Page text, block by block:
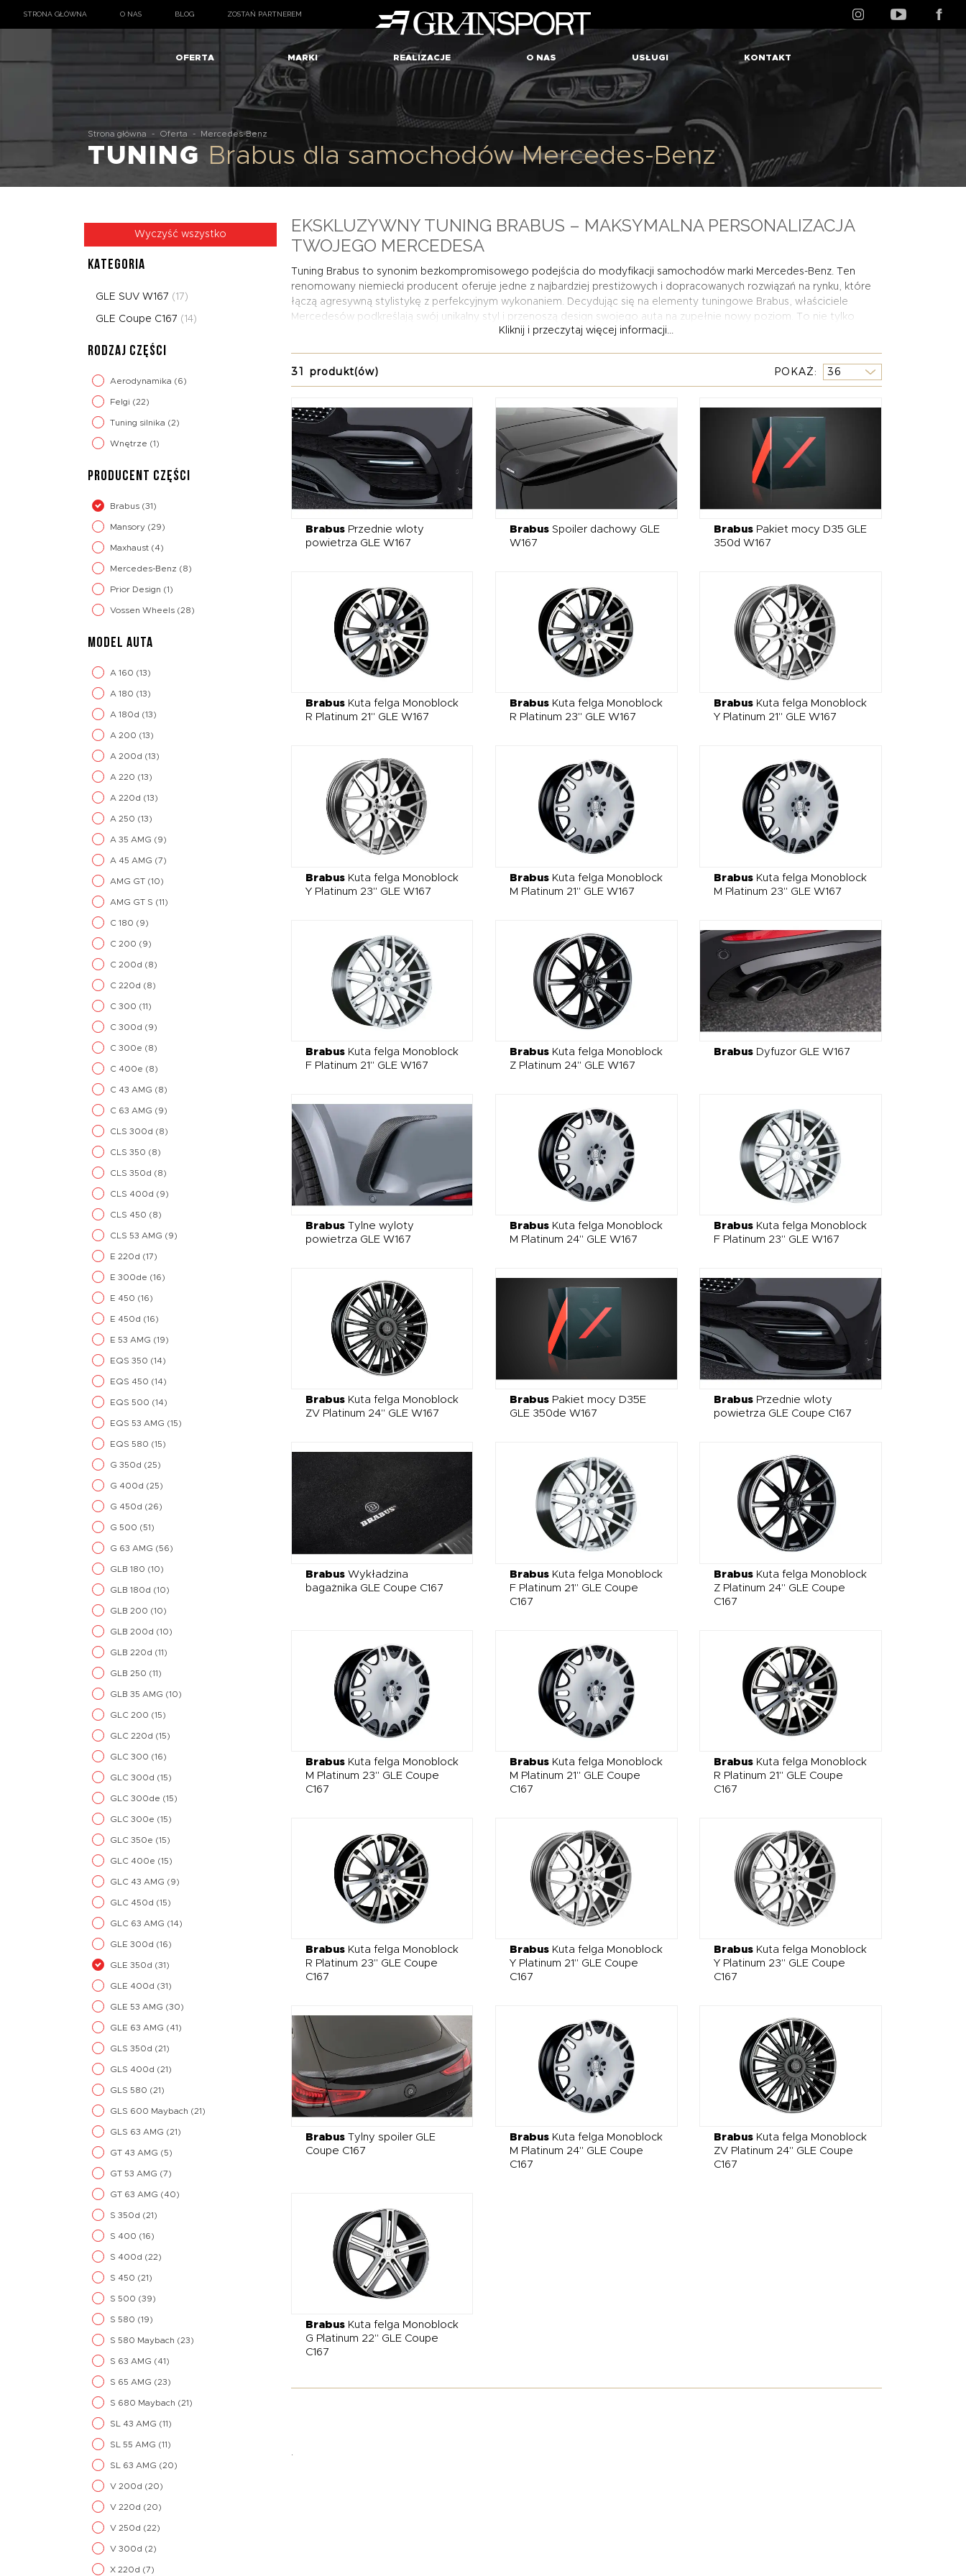
STRONA GŁÓWNA O NAS BLOG ZOSTAŃ PARTNEREM
OFERTA MARKI REALIZACJE O NAS USŁUGI KONTAKT
Strona główna - Oferta - Mercedes-Benz
TUNING Brabus dla samochodów Mercedes-Benz
Wyczyść wszystko
KATEGORIA
GLE SUV W167 (17)
GLE Coupe C167 (14)
RODZAJ CZĘŚCI
Aerodynamika (6)
Felgi (22)
Tuning silnika (2)
Wnętrze (1)
PRODUCENT CZĘŚCI
Brabus (31)
Mansory (29)
Maxhaust (4)
Mercedes-Benz (8)
Prior Design (1)
Vossen Wheels (28)
MODEL AUTA
A 160 (13)
A 180 (13)
A 180d (13)
A 200 (13)
A 200d (13)
A 220 (13)
A 220d (13)
A 250 (13)
A 35 AMG (9)
A 45 AMG (7)
AMG GT (10)
AMG GT S (11)
C 180 (9)
C 200 (9)
C 200d (8)
C 220d (8)
C 300 (11)
C 300d (9)
C 300e (8)
C 400e (8)
C 43 AMG (8)
C 63 AMG (9)
CLS 300d (8)
CLS 350 (8)
CLS 350d (8)
CLS 400d (9)
CLS 450 (8)
CLS 53 AMG (9)
E 220d (17)
E 300de (16)
E 450 (16)
E 450d (16)
E 53 AMG (19)
EQS 350 (14)
EQS 450 (14)
EQS 500 (14)
EQS 53 AMG (15)
EQS 580 (15)
G 350d (25)
G 400d (25)
G 450d (26)
G 500 (51)
G 63 AMG (56)
GLB 180 (10)
GLB 180d (10)
GLB 200 (10)
GLB 200d (10)
GLB 220d (11)
GLB 250 (11)
GLB 35 AMG (10)
GLC 200 (15)
GLC 220d (15)
GLC 300 (16)
GLC 300d (15)
GLC 300de (15)
GLC 300e (15)
GLC 350e (15)
GLC 400e (15)
GLC 43 AMG (9)
GLC 450d (15)
GLC 63 AMG (14)
GLE 300d (16)
GLE 350d (31)
GLE 400d (31)
GLE 53 AMG (30)
GLE 63 AMG (41)
GLS 350d (21)
GLS 400d (21)
GLS 580 (21)
GLS 600 Maybach (21)
GLS 63 AMG (21)
GT 43 AMG (5)
GT 53 AMG (7)
GT 63 AMG (40)
S 350d (21)
S 400 (16)
S 400d (22)
S 450 (21)
S 500 (39)
S 580 (19)
S 580 Maybach (23)
S 63 AMG (41)
S 65 AMG (23)
S 680 Maybach (21)
SL 43 AMG (11)
SL 55 AMG (11)
SL 63 AMG (20)
V 200d (20)
V 220d (20)
V 250d (22)
V 300d (2)
X 220d (7)
EKSKLUZYWNY TUNING BRABUS – MAKSYMALNA PERSONALIZACJA
TWOJEGO MERCEDESA
Tuning Brabus to synonim bezkompromisowego podejścia do modyfikacji samochodów marki Mercedes-Benz. Ten
renomowany niemiecki producent oferuje jedne z najbardziej prestiżowych i dopracowanych rozwiązań na rynku, które
łączą agresywną stylistykę z perfekcyjnym wykonaniem. Decydując się na elementy tuningowe Brabus, właściciele
Mercedesów podkreślają swój unikalny styl i przenoszą design swojego auta na zupełnie nowy poziom. To nie tylko
spojlery, dyfuzory, progi czy zderzaki – to przemyślana filozofia tuningu, która pozwala wyróżnić się na tle innych
W ofercie tuningowej Brabus znajdziesz najwyższej jakości elementy nadwozia, często wykonane z lekkiego carbonu,
Dopełnieniem całości są kute felgi Brabus, sportowe wydechy – także z klapami – oraz aktywne układy wydechowe,
które nadają dźwiękowi silnika wyjątkowego charakteru. Każdy detal, od tłumika po listwy progowe, został
zaprojektowany z myślą o najbardziej wymagających entuzjastach tuningu. Wybierając Brabus, inwestujesz w
bezkompromisową jakość, prestiż i indywidualny styl – to tuning dla tych, którzy oczekują czegoś więcej niż tylko zmiany
wyglądu auta.
Kliknij i przeczytaj więcej informacji...
31 produkt(ów) POKAŻ
BrabusPrzednie wloty
powietrza GLE W167
BrabusSpoiler dachowy GLE
W167
Brabus Pakiet mocy D35 GLE
350d W167
BrabusKuta felga Monoblock
R Platinum 21" GLE W167
BrabusKuta felga Monoblock
R Platinum 23" GLE W167
Brabus Kuta felga Monoblock
Y Platinum 21" GLE W167
BrabusKuta felga Monoblock
Y Platinum 23" GLE W167
BrabusKuta felga Monoblock
M Platinum 21" GLE W167
Brabus Kuta felga Monoblock
M Platinum 23" GLE W167
BrabusKuta felga Monoblock
F Platinum 21" GLE W167
BrabusKuta felga Monoblock
Z Platinum 24" GLE W167
Brabus Dyfuzor GLE W167
BrabusTylne wyloty
powietrza GLE W167
BrabusKuta felga Monoblock
M Platinum 24" GLE W167
Brabus Kuta felga Monoblock
F Platinum 23" GLE W167
BrabusKuta felga Monoblock
ZV Platinum 24" GLE W167
BrabusPakiet mocy D35E
GLE 350de W167
Brabus Przednie wloty
powietrza GLE Coupe C167
BrabusWykładzina
bagażnika GLE Coupe C167
BrabusKuta felga Monoblock
F Platinum 21" GLE Coupe
C167
Brabus Kuta felga Monoblock
Z Platinum 24" GLE Coupe
C167
BrabusKuta felga Monoblock
M Platinum 23" GLE Coupe
C167
BrabusKuta felga Monoblock
M Platinum 21" GLE Coupe
C167
Brabus Kuta felga Monoblock
R Platinum 21" GLE Coupe
C167
BrabusKuta felga Monoblock
R Platinum 23" GLE Coupe
C167
BrabusKuta felga Monoblock
Y Platinum 21" GLE Coupe
C167
Brabus Kuta felga Monoblock
Y Platinum 23" GLE Coupe
C167
BrabusTylny spoiler GLE
Coupe C167
BrabusKuta felga Monoblock
M Platinum 24" GLE Coupe
C167
Brabus Kuta felga Monoblock
ZV Platinum 24" GLE Coupe
C167
BrabusKuta felga Monoblock
G Platinum 22" GLE Coupe
C167
.